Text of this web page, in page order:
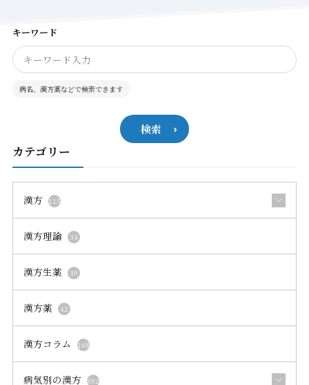
漢方 115
漢方理論 34
漢方薬
漢方コラム 168
病気別の漢方 882
がん、悪性リンパ腫 31
その他の病気 35
その他の皮膚病 28
その他の精神神経症 42